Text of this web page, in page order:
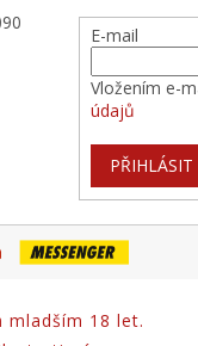
E-mail
Vložením e-
údajů
PŘIHLÁSIT
mladším 18 let.